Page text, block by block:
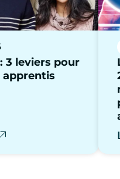
3 leviers pour
apprentis